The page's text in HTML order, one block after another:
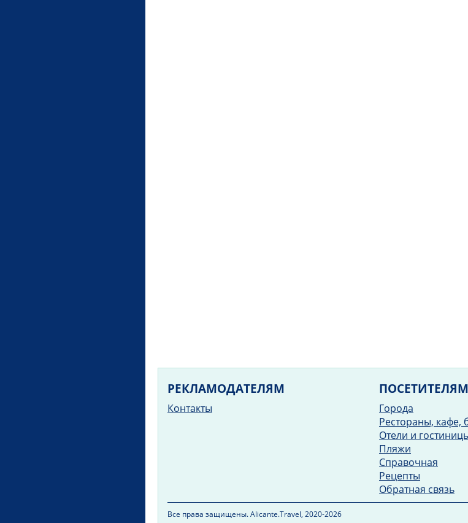
РЕКЛАМОДАТЕЛЯМ
Контакты
ПОСЕТИТЕЛЯМ
Города
Рестораны, кафе,
Отели и
Пляжи
Справочная
Рецепты
Обратная связь
Все права защищены. Alicante.Travel, 2020-2026